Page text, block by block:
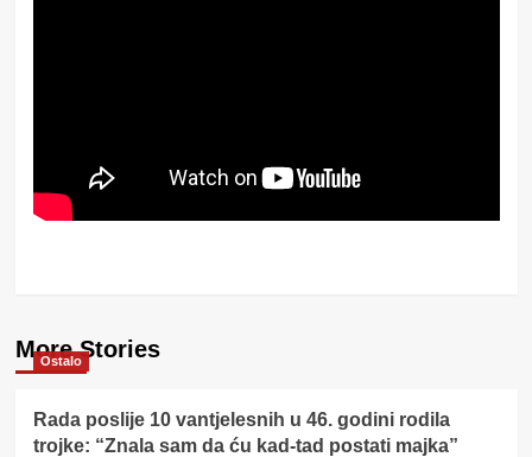
More Stories
Ostalo
Rada poslije 10 vantjelesnih u 46. godini rodila
trojke: “Znala sam da ću kad-tad postati majka”